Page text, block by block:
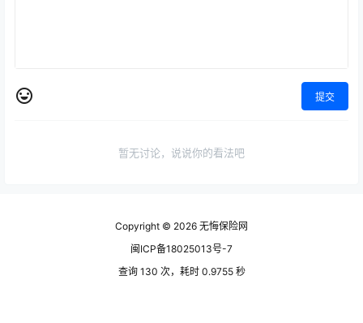
提交
暂无讨论，说说你的看法吧
Copyright © 2026 无悔保险网
闽ICP备18025013号-7
查询 130 次，耗时 0.9755 秒